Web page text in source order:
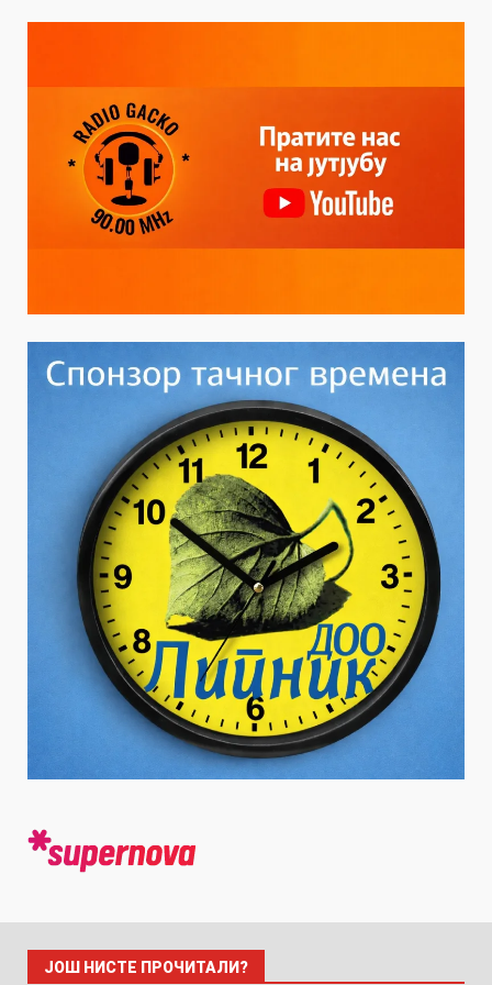
ЈОШ НИСТЕ ПРОЧИТАЛИ?